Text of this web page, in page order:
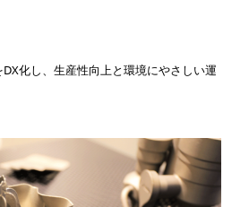
化し、生産性向上と環境にやさしい運